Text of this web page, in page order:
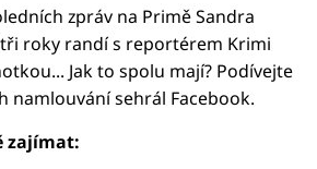
zpráv na Primě Sandra
roky randí s reportérem Krimi
Jak to spolu mají? Podívejte
namlouvání sehrál Facebook.
zajímat: